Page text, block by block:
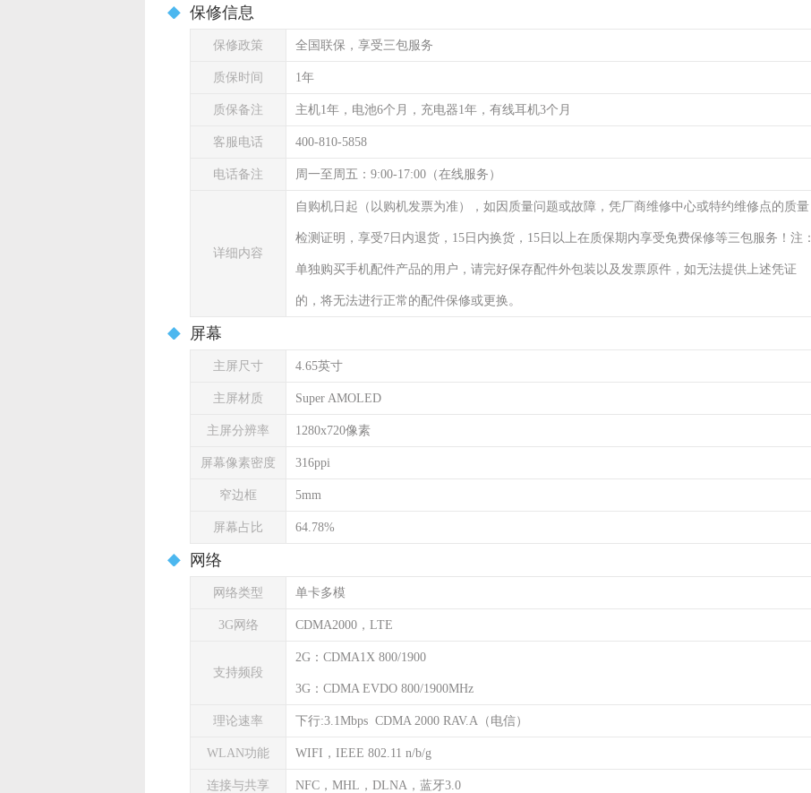
保修信息
保修政策 全国联保，享受三包服务
质保时间 1年
质保备注 主机1年，电池6个月，充电器1年，有线耳机3个月
客服电话 400-810-5858
电话备注 周一至周五：9:00-17:00（在线服务）
详细内容
自购机日起（以购机发票为准），如因质量问题或故障，凭厂商维修中心或特约维修点的质量
检测证明，享受7日内退货，15日内换货，15日以上在质保期内享受免费保修等三包服务！注：
单独购买手机配件产品的用户，请完好保存配件外包装以及发票原件，如无法提供上述凭证
的，将无法进行正常的配件保修或更换。
屏幕
主屏尺寸 4.65英寸
主屏材质 Super AMOLED
主屏分辨率 1280x720像素
屏幕像素密度 316ppi
窄边框 5mm
屏幕占比 64.78%
网络
网络类型 单卡多模
3G网络 CDMA2000，LTE
支持频段
2G：CDMA1X 800/1900
3G：CDMA EVDO 800/1900MHz
理论速率 下行:3.1Mbps CDMA 2000 RAV.A（电信）
WLAN功能 WIFI，IEEE 802.11 n/b/g
连接与共享 NFC，MHL，DLNA，蓝牙3.0